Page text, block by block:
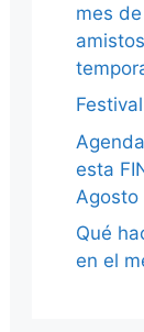
mes
esta
Qué
en el